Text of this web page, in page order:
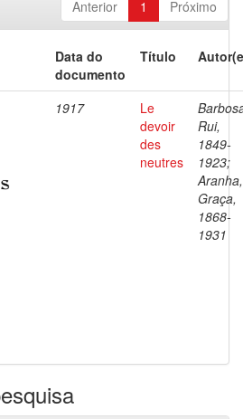
Anterior 1 Próximo
Data do
documento
Título
1917
Le
devoir
des
neutres
Rui,
1849-
1923;
Aranha,
Graça,
1868-
1931